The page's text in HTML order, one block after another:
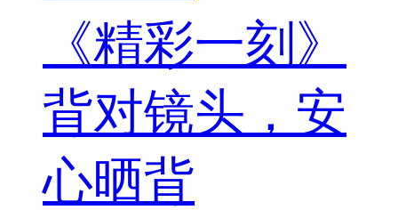
《精彩一刻》
背对镜头，安
心晒背